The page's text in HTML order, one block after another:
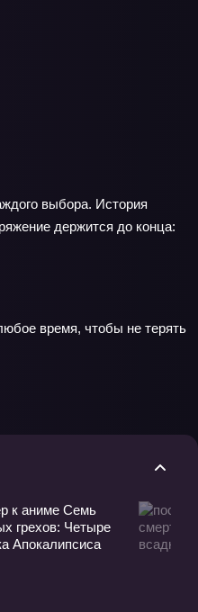
выбора. История
держится до конца:
время, чтобы не терять